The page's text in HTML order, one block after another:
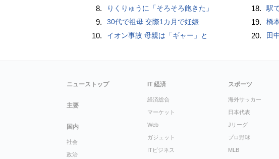
8. りくりゅうに「そろそろ飽きた」
9. 30代で祖母 交際1カ月で妊娠
10. イオン事故 母親は「ギャー」と
18. 駅
19. 橋
20. 田
ニューストップ
主要
国内
社会
政治
IT 経済
経済総合
マーケット
Web
ガジェット
ITビジネス
スポーツ
海外サッカー
日本代表
Jリーグ
プロ野球
MLB